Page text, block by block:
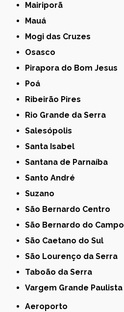
Mairiporã
Mauá
Mogi das Cruzes
Osasco
Pirapora do Bom Jesus
Poá
Ribeirão Pires
Rio Grande da Serra
Salesópolis
Santa Isabel
Santana de Parnaíba
Santo André
Suzano
São Bernardo Centro
São Bernardo do Campo
São Caetano do Sul
São Lourenço da Serra
Taboão da Serra
Vargem Grande Paulista
Aeroporto